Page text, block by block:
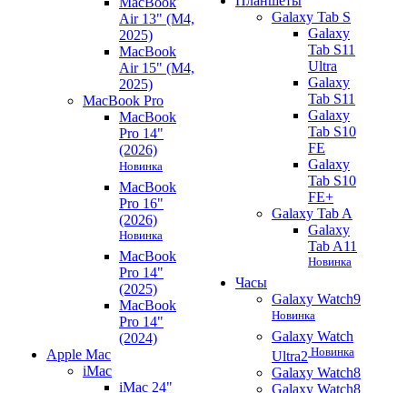
Air 13" (M4,
2025)
MacBook
Air 15" (M4,
2025)
MacBook Pro
MacBook
Pro 14"
(2026)
Новинка
MacBook
Pro 16"
(2026)
Новинка
MacBook
Pro 14"
(2025)
MacBook
Pro 14"
(2024)
Apple Mac
iMac
iMac 24"
Galaxy Tab S
Galaxy
Tab S11
Ultra
Galaxy
Tab S11
Galaxy
Tab S10
FE
Galaxy
Tab S10
FE+
Galaxy Tab A
Galaxy
Tab A11
Новинка
Часы
Galaxy Watch9
Новинка
Galaxy Watch
Ultra2 Новинка
Galaxy Watch8
Galaxy Watch8